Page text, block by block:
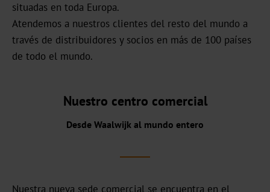
Noticias
Portal
de
Ferias
caliente
situadas en toda Europa.
Atendemos a nuestros clientes del resto del mundo a
través de distribuidores y socios en más de 100 países
de todo el mundo.
Nuestro centro comercial
Desde Waalwijk al mundo entero
Nuestra nueva sede comercial se encuentra en el